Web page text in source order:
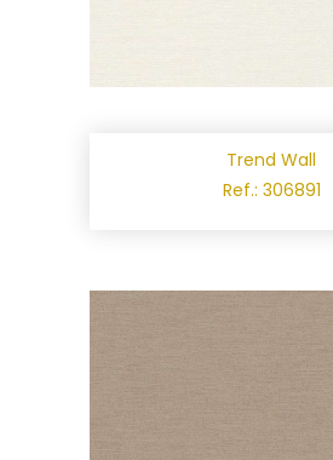
Trend Wall
Ref.: 306891